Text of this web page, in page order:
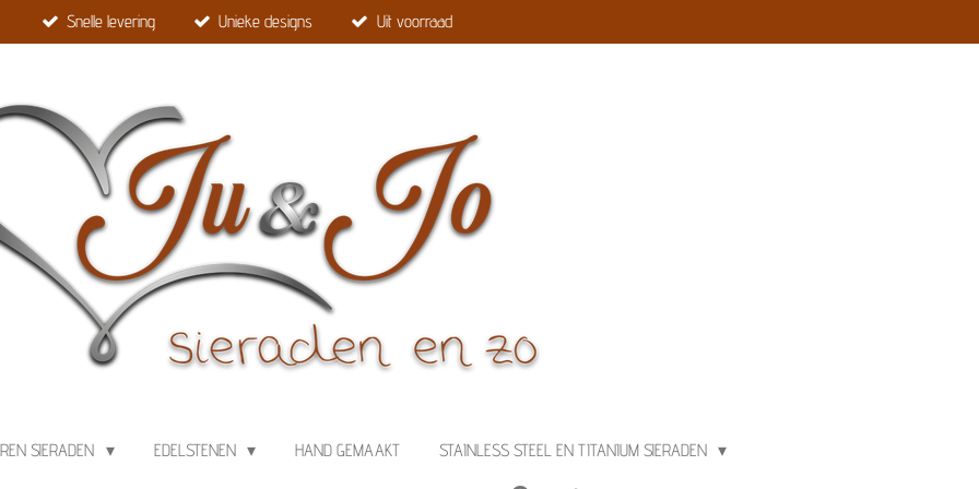
Snelle levering Unieke designs Uit voorraad
SIERADEN EDELSTENEN HAND GEMAAKT STAINLESS STEEL EN TITANIUM SIERADEN